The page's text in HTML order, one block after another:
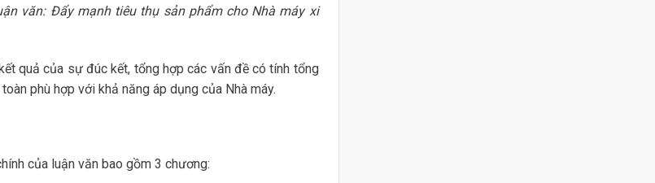
văn: Đẩy mạnh tiêu thụ sản phẩm cho Nhà máy xi
quả của sự đúc kết, tổng hợp các vấn đề có tính tổng
phù hợp với khả năng áp dụng của Nhà máy.
của luận văn bao gồm 3 chương: